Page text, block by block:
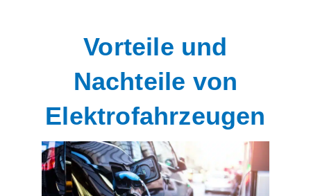
Vorteile und
Nachteile von
Elektrofahrzeugen